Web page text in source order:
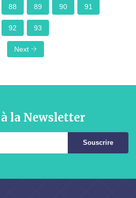
88 89 90 91
92 93
Next
la Newsletter
Souscrire